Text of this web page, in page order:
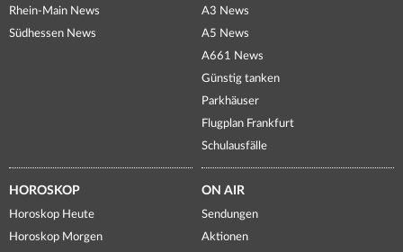
Rhein-Main News
Südhessen News
A3 News
A5 News
A661 News
Günstig tanken
Parkhäuser
Flugplan Frankfurt
Schulausfälle
HOROSKOP
Horoskop Heute
Horoskop Morgen
ON AIR
Sendungen
Aktionen